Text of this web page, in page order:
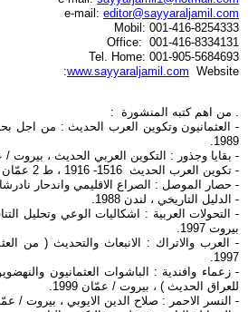
e-mail: editor@sayyaraljamil.com
Mobil: 001-416-8254333
Office: 001-416-8334131
Tel. Home: 001-905-5684693
www.sayyaraljamil.com Website:
. من اهم كتبه المنشورة :
- العثمانيون وتكوين العرب الحديث : من اجل
1989.
- بقايا وجذور : التكوين العربي الحديث ، بيروت /
- تكوين العرب الحديث 1516- 1916 ، ط 2 عمّان 1997.
- حصار الموصل : الصراع الاقليمي واندحار نادرشاه ،
- الدليل التاريخي ، لندن 1988.
- التحولات العربية : اشكاليات الوعي وتحليل
بيروت 1997.
- العرب والاتراك : الانبعاث والتحديث ( من
1997.
- زعماء وافندية : الباشوات العثمانيون
للعراق الحديث ) ، بيروت / عمّان 1999.
- النسر الاحمر : صلاح الدين الايوبي ، بيروت / عمّان